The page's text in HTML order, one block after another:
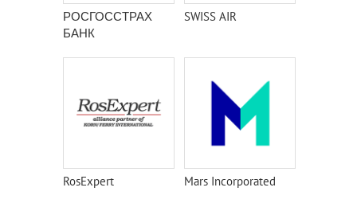
РОСГОССТРАХ
БАНК
SWISS AIR
RosExpert Mars Incorporated